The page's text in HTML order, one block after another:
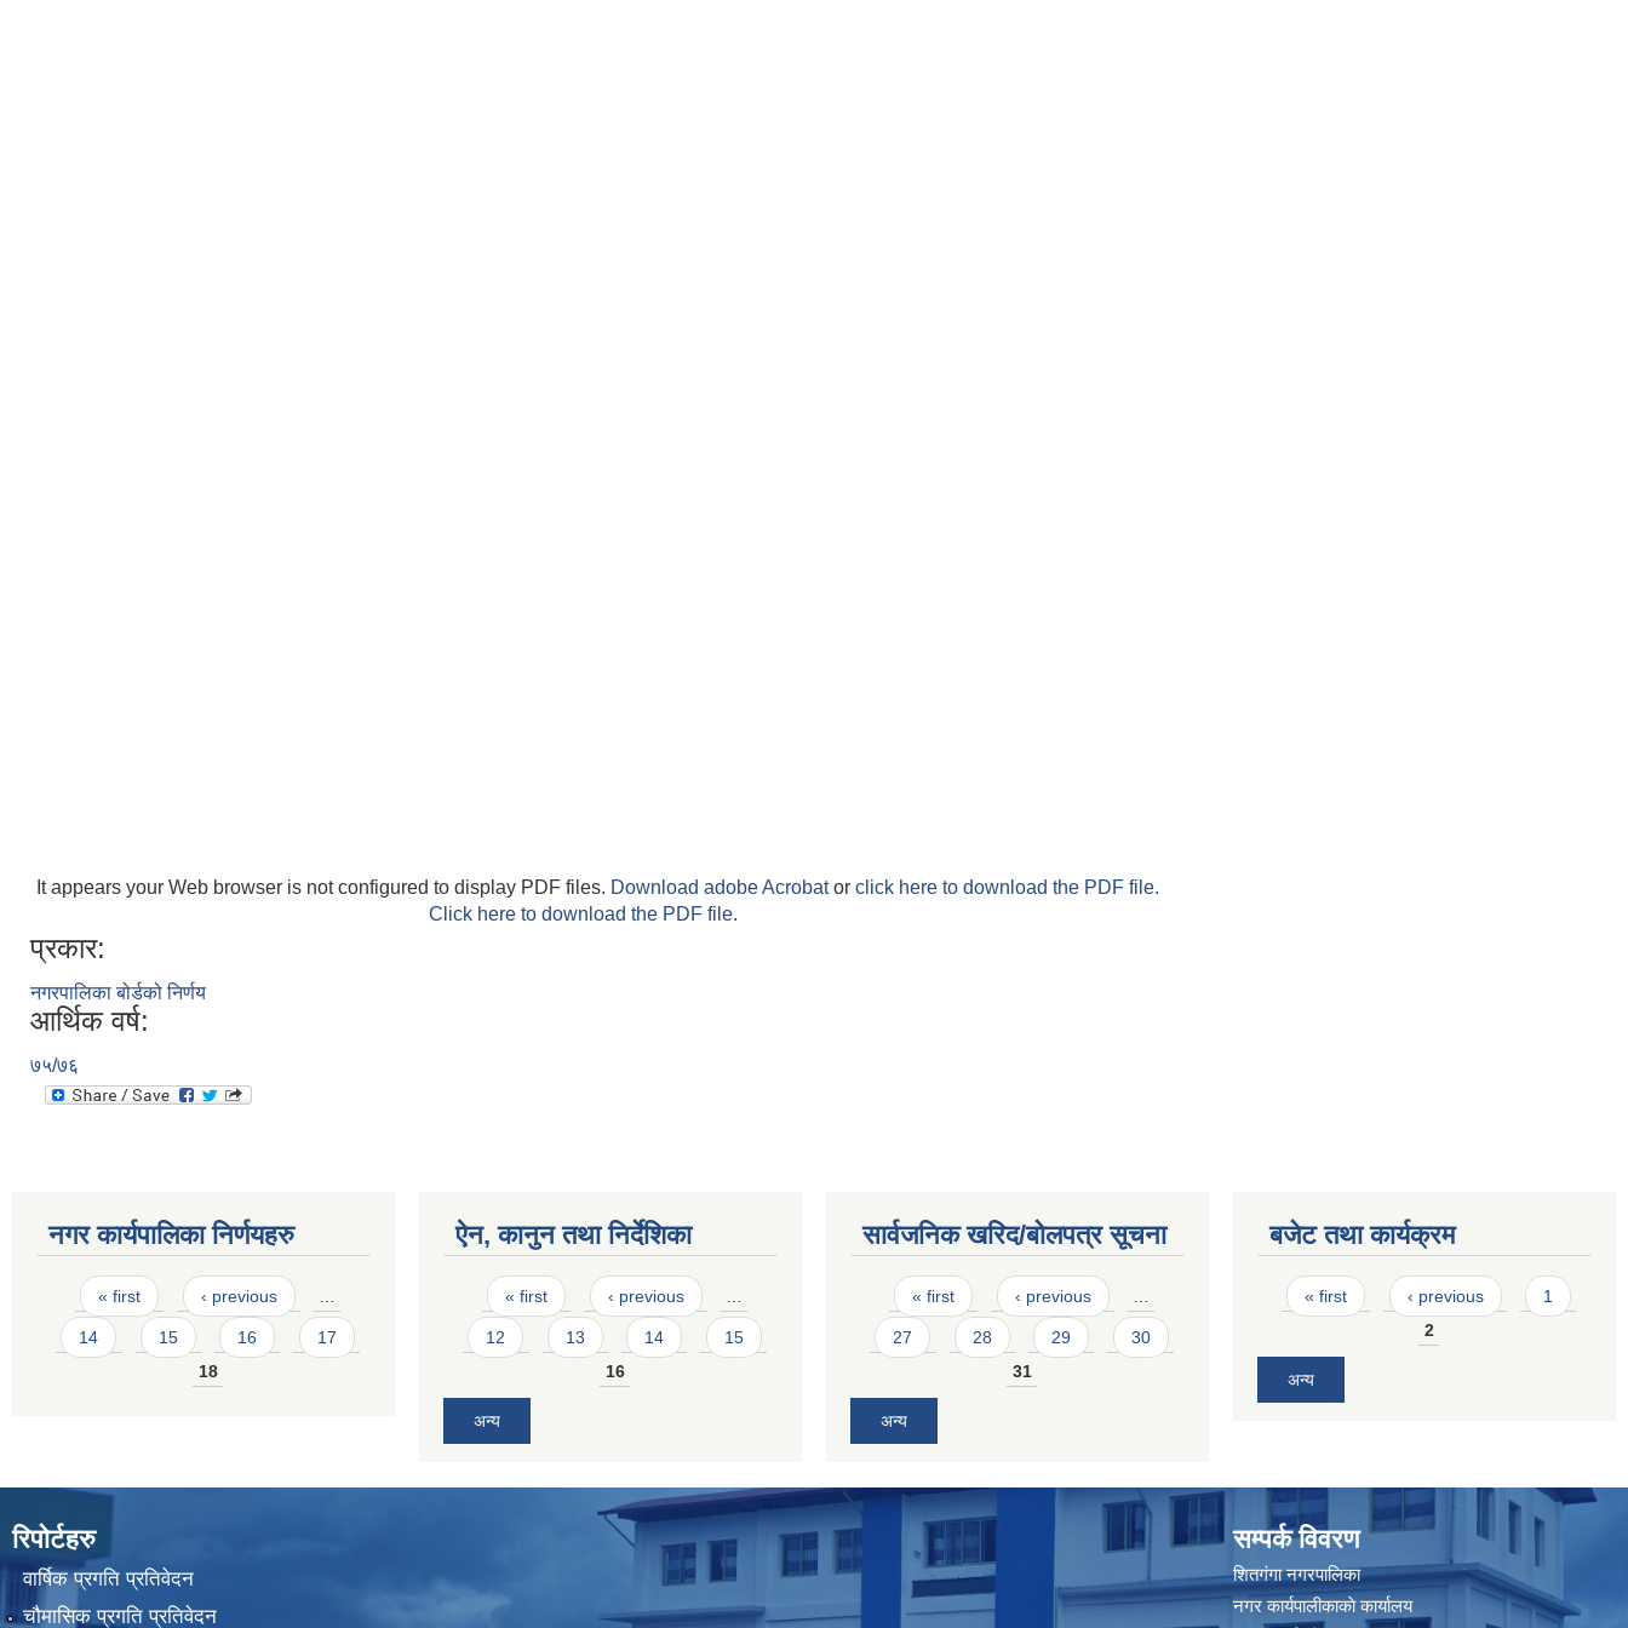
It appears your Web browser is not configured to display PDF files. Download adobe Acrobator click here to download the PDF file.
Click here to download the PDF file.
प्रकार:
नगरपालिका बोर्डको निर्णय
आर्थिक वर्ष:
७५/७६
नगर कार्यपालिका निर्णयहरु
Pages
« first ‹ previous
14 15 16
17
18
ऐन, कानुन तथा निर्देशिका
Pages
« first ‹ previous
12 13 14
15
16
अन्य
सार्वजनिक खरिद/बोलपत्र सूचना
Pages
« first ‹ previous
27 28 29
30
31
अन्य
बजेट तथा कार्यक्रम
Pages
« first ‹ previous
1
2
अन्य
रिपोर्टहरु
वार्षिक प्रगति प्रतिवेदन
चौमासिक प्रगति प्रतिवेदन
सम्पर्क विवरण
शितगंगा नगरपालिका
नगर कार्यपालीकाकाे कार्यालय